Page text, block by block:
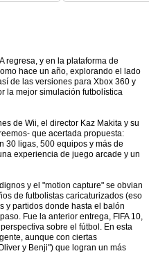
regresa, y en la plataforma de
hace un año, explorando el lado
de las versiones para Xbox 360 y
la mejor simulación futbolística
de Wii, el director Kaz Makita y su
que acertada propuesta:
30 ligas, 500 equipos y más de
experiencia de juego arcade y un
y el "motion capture" se obvian
de futbolistas caricaturizados (eso
y partidos donde hasta el balón
Fue la anterior entrega, FIFA 10,
sobre el fútbol. En esta
aunque con ciertas
y Benji") que logran un más